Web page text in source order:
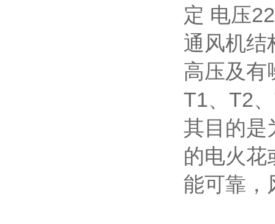
定 电压
通风机结
高压及有
T1、T2
其目的是
的电火花
能可靠，